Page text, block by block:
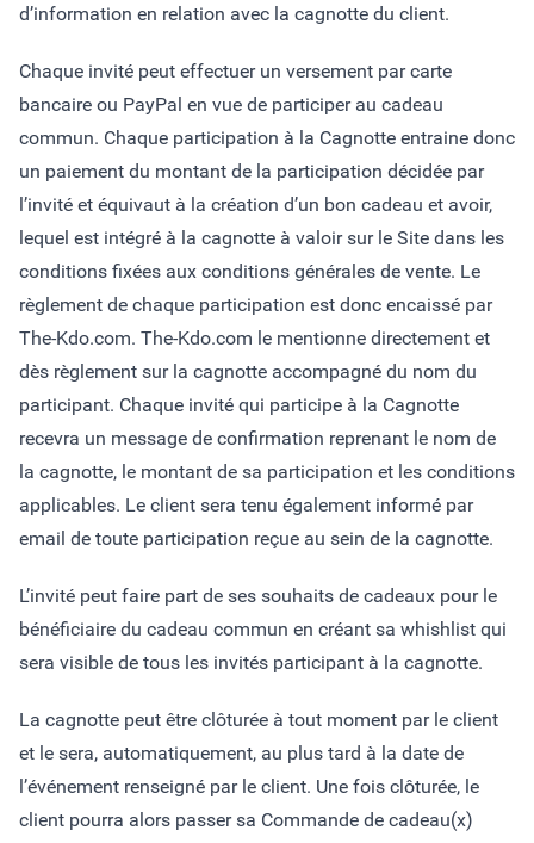
d’information en relation avec la cagnotte du client.
Chaque invité peut effectuer un versement par carte
bancaire ou PayPal en vue de participer au cadeau
commun. Chaque participation à la Cagnotte entraine donc
un paiement du montant de la participation décidée par
l’invité et équivaut à la création d’un bon cadeau et avoir,
lequel est intégré à la cagnotte à valoir sur le Site dans les
conditions fixées aux conditions générales de vente. Le
règlement de chaque participation est donc encaissé par
The-Kdo.com. The-Kdo.com le mentionne directement et
dès règlement sur la cagnotte accompagné du nom du
participant. Chaque invité qui participe à la Cagnotte
recevra un message de confirmation reprenant le nom de
la cagnotte, le montant de sa participation et les conditions
applicables. Le client sera tenu également informé par
email de toute participation reçue au sein de la cagnotte.
L’invité peut faire part de ses souhaits de cadeaux pour le
bénéficiaire du cadeau commun en créant sa whishlist qui
sera visible de tous les invités participant à la cagnotte.
La cagnotte peut être clôturée à tout moment par le client
et le sera, automatiquement, au plus tard à la date de
l’événement renseigné par le client. Une fois clôturée, le
client pourra alors passer sa Commande de cadeau(x)